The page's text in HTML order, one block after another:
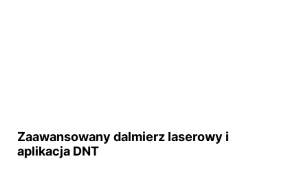
Zaawansowany dalmierz laserowy i
aplikacja DNT